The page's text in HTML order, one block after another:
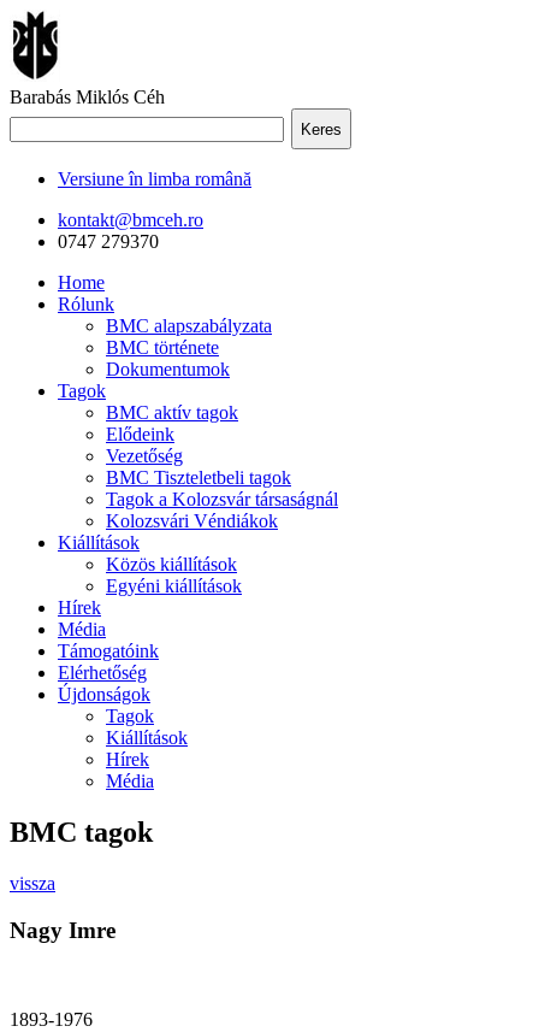
Barabás Miklós Céh
Keres
Versiune în limba română
kontakt@bmceh.ro
0747 279370
Home
Rólunk
BMC alapszabályzata
BMC története
Dokumentumok
Tagok
BMC aktív tagok
Elődeink
Vezetőség
BMC Tiszteletbeli tagok
Tagok a Kolozsvár társaságnál
Kolozsvári Véndiákok
Kiállítások
Közös kiállítások
Egyéni kiállítások
Hírek
Média
Támogatóink
Elérhetőség
Újdonságok
Tagok
Kiállítások
Hírek
Média
BMC tagok
vissza
Nagy Imre
1893-1976